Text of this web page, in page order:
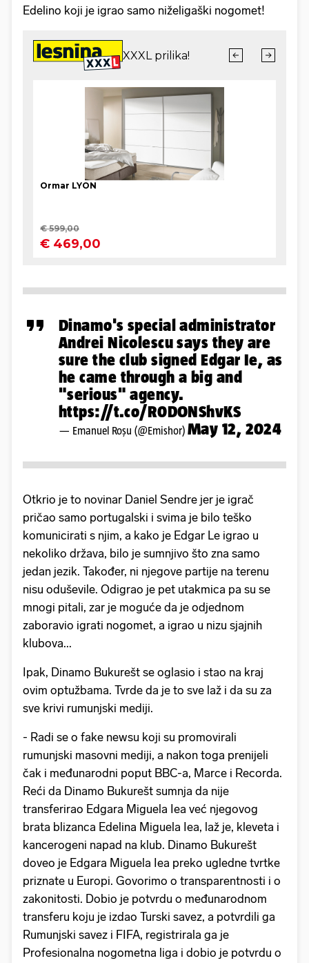
Edelino koji je igrao samo niželigaški nogomet!
Dinamo's special administrator
Andrei Nicolescu says they are
sure the club signed Edgar Ie, as
he came through a big and
"serious" agency.
https://t.co/R0DONShvKS
— Emanuel Roşu (@Emishor) May 12, 2024
Otkrio je to novinar Daniel Sendre jer je igrač
pričao samo portugalski i svima je bilo teško
komunicirati s njim, a kako je Edgar Le igrao u
nekoliko država, bilo je sumnjivo što zna samo
jedan jezik. Također, ni njegove partije na terenu
nisu oduševile. Odigrao je pet utakmica pa su se
mnogi pitali, zar je moguće da je odjednom
zaboravio igrati nogomet, a igrao u nizu sjajnih
klubova...
Ipak, Dinamo Bukurešt se oglasio i stao na kraj
ovim optužbama. Tvrde da je to sve laž i da su za
sve krivi rumunjski mediji.
- Radi se o fake newsu koji su promovirali
rumunjski masovni mediji, a nakon toga prenijeli
čak i međunarodni poput BBC-a, Marce i Recorda.
Reći da Dinamo Bukurešt sumnja da nije
transferirao Edgara Miguela Iea već njegovog
brata blizanca Edelina Miguela Iea, laž je, kleveta i
kancerogeni napad na klub. Dinamo Bukurešt
doveo je Edgara Miguela Iea preko ugledne tvrtke
priznate u Europi. Govorimo o transparentnosti i o
zakonitosti. Dobio je potvrdu o međunarodnom
transferu koju je izdao Turski savez, a potvrdili ga
Rumunjski savez i FIFA, registrirala ga je
Profesionalna nogometna liga i dobio je potvrdu o